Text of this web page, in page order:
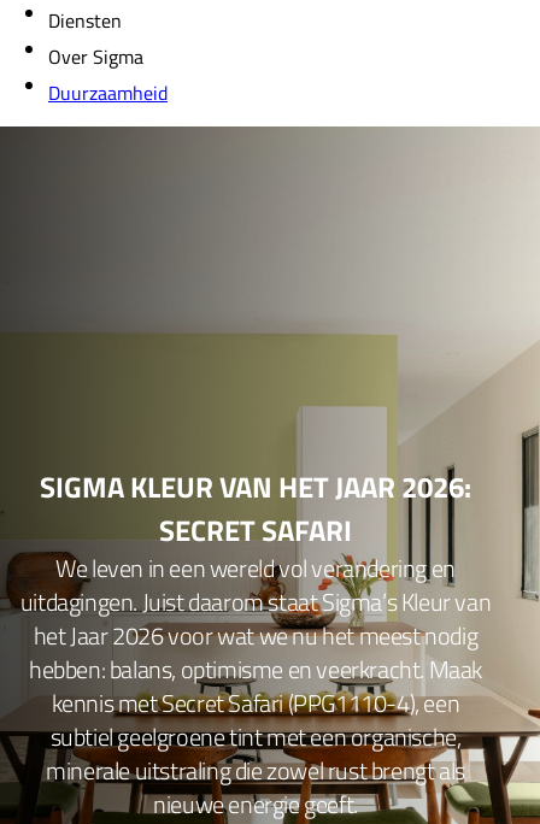
Diensten
Over Sigma
Duurzaamheid
SIGMA KLEUR VAN HET JAAR 2026:
SECRET SAFARI
We leven in een wereld vol verandering en
uitdagingen. Juist daarom staat Sigma’s Kleur van
het Jaar 2026 voor wat we nu het meest nodig
hebben: balans, optimisme en veerkracht. Maak
kennis met Secret Safari (PPG1110-4), een
subtiel geelgroene tint met een organische,
minerale uitstraling die zowel rust brengt als
nieuwe energie geeft.